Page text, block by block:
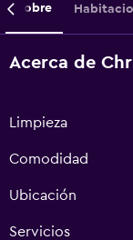
Sobre
Acerca de
Limpieza
Comodidad
Ubicación
Servicios